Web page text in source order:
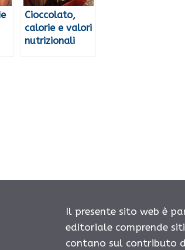
Cioccolato,
calorie e valori
nutrizionali
Il presente sito web è
editoriale comprende
contano sul contributo